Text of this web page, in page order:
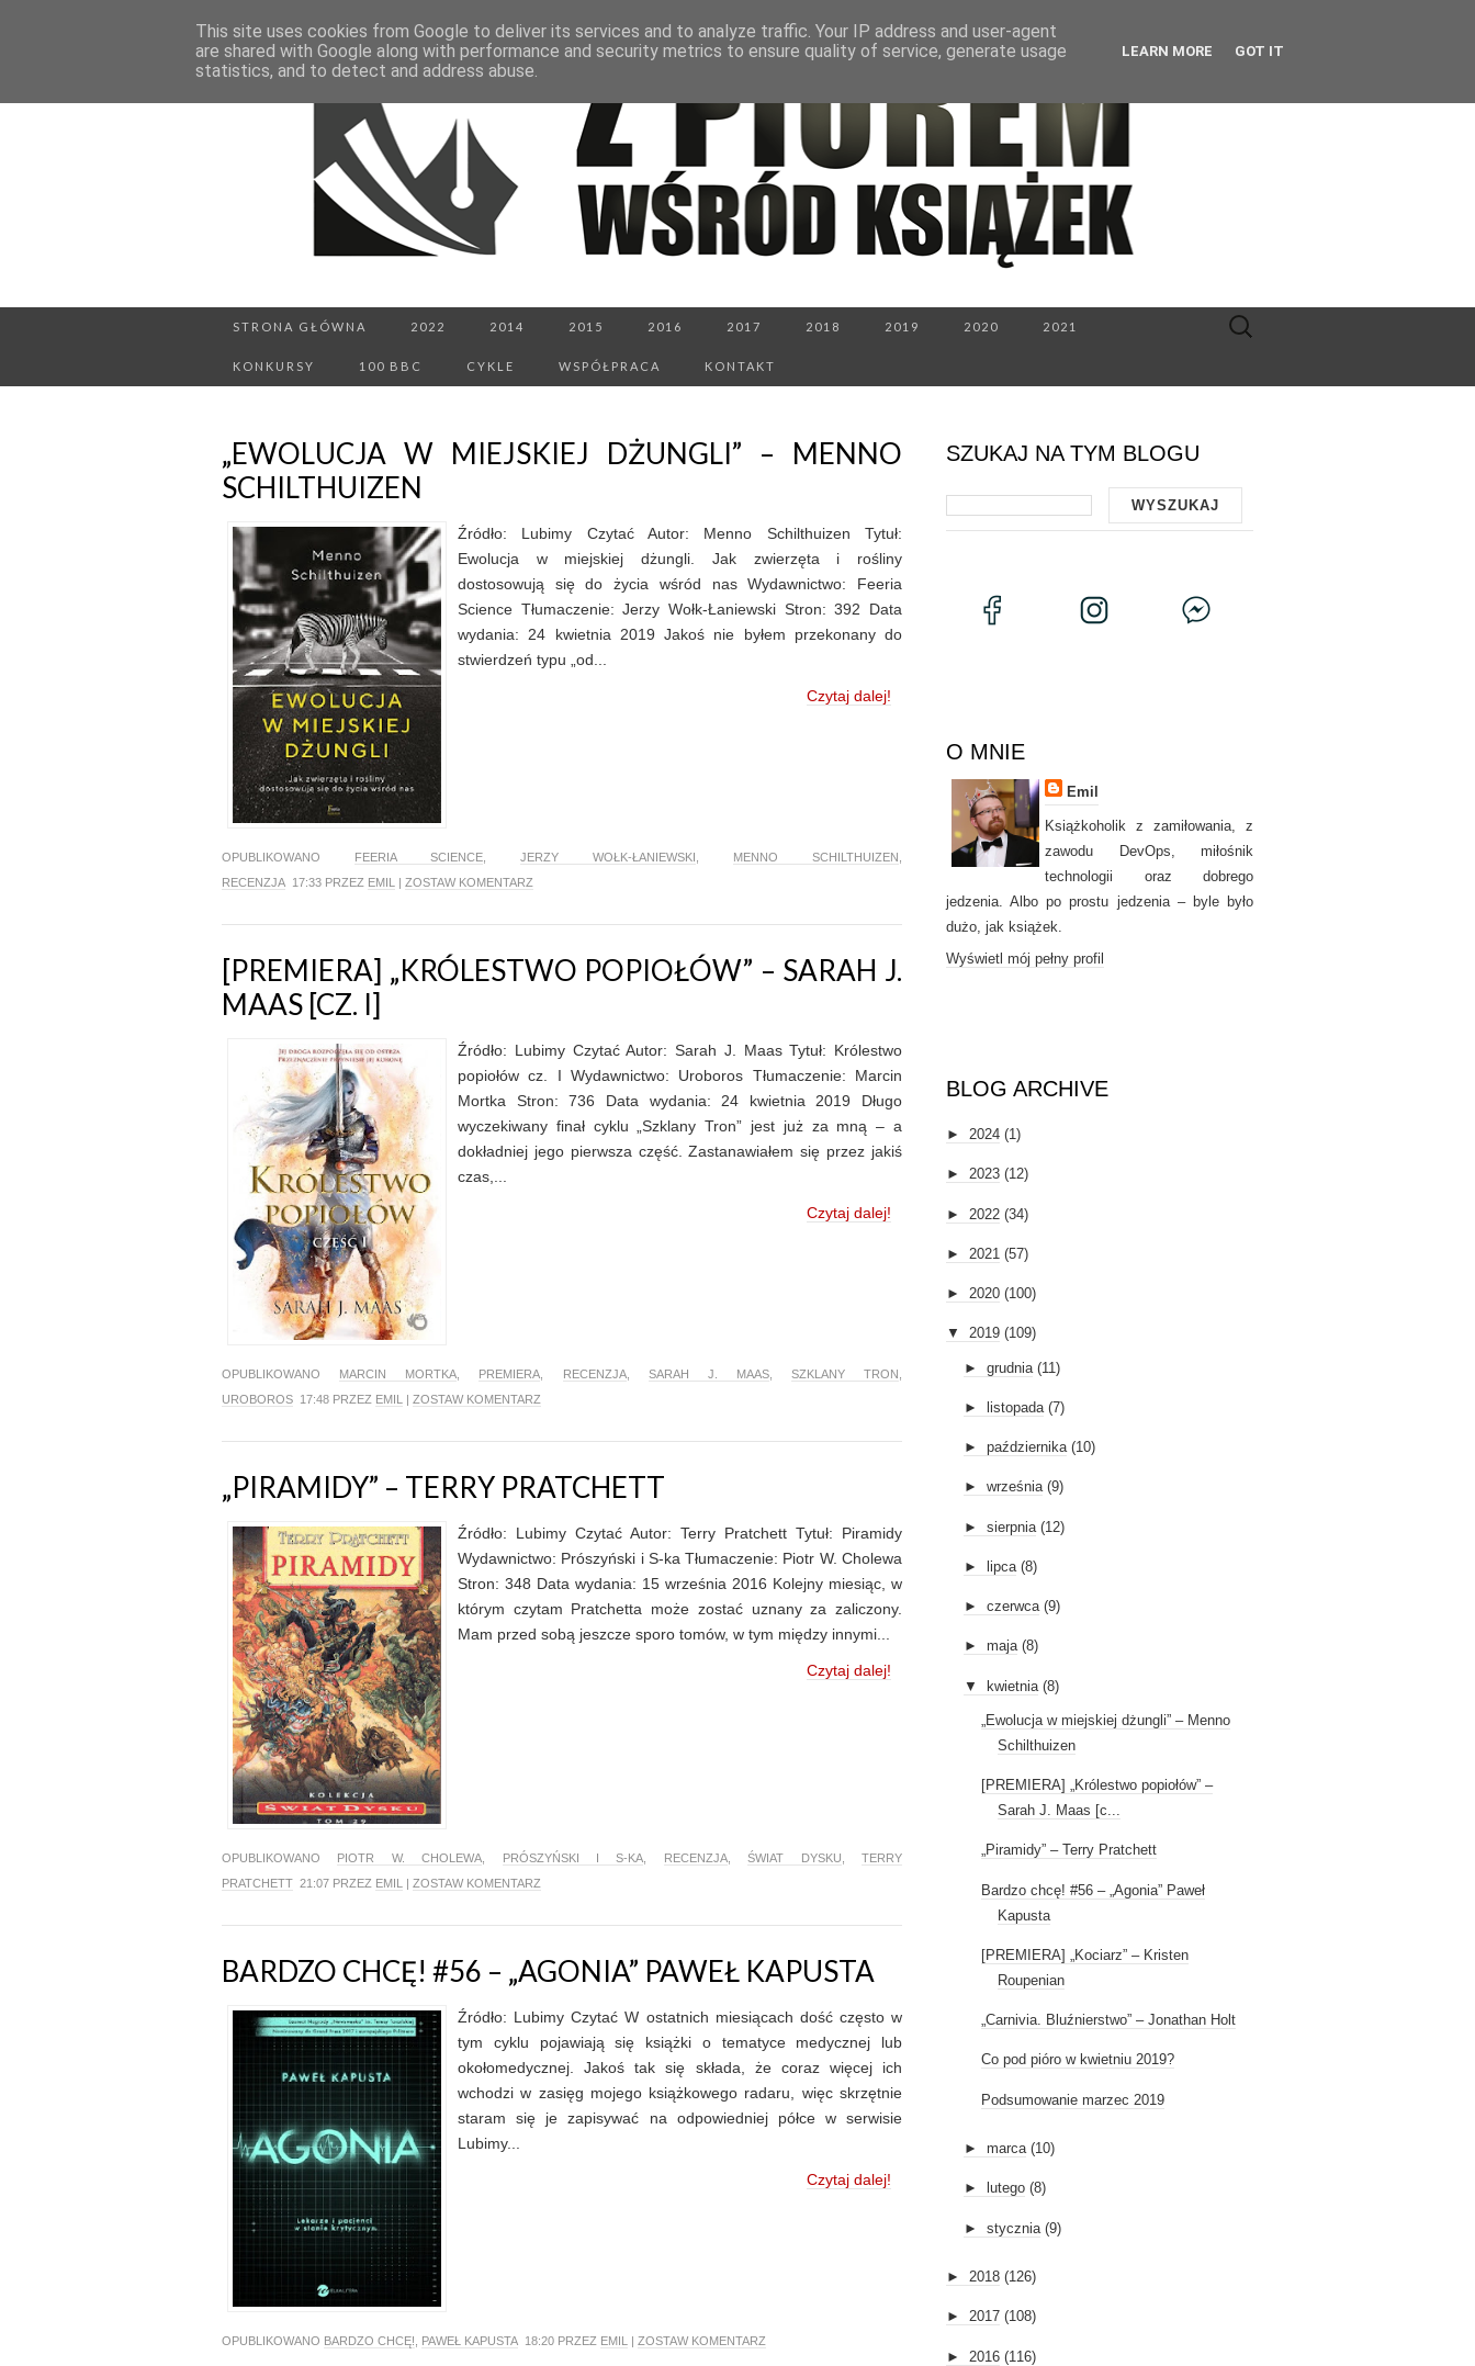
STRONA GŁÓWNA 2022 2014 2015 2016 2017 2018 2019 2020 2021
KONKURSY 100 BBC CYKLE WSPÓŁPRACA KONTAKT
Search
„EWOLUCJA W MIEJSKIEJ DŻUNGLI” – MENNO
SCHILTHUIZEN
Źródło: Lubimy Czytać Autor: Menno Schilthuizen Tytuł:
Ewolucja w miejskiej dżungli. Jak zwierzęta i rośliny
dostosowują się do życia wśród nas Wydawnictwo: Feeria
Science Tłumaczenie: Jerzy Wołk-Łaniewski Stron: 392 Data
wydania: 24 kwietnia 2019 Jakoś nie byłem przekonany do
stwierdzeń typu „od...
Czytaj dalej!
OPUBLIKOWANO FEERIA SCIENCE JERZY WOŁK-ŁANIEWSKI MENNO SCHILTHUIZEN
RECENZJA 17:33 PRZEZ EMIL ZOSTAW KOMENTARZ
[PREMIERA] „KRÓLESTWO POPIOŁÓW” – SARAH J.
MAAS [CZ. I]
Źródło: Lubimy Czytać Autor: Sarah J. Maas Tytuł: Królestwo
popiołów cz. I Wydawnictwo: Uroboros Tłumaczenie: Marcin
Mortka Stron: 736 Data wydania: 24 kwietnia 2019 Długo
wyczekiwany finał cyklu „Szklany Tron” jest już za mną – a
dokładniej jego pierwsza część. Zastanawiałem się przez jakiś
czas,...
Czytaj dalej!
OPUBLIKOWANO MARCIN MORTKA, PREMIERA, RECENZJA, SARAH J. MAAS, SZKLANY TRON ,
UROBOROS 17:48 PRZEZ EMIL ZOSTAW KOMENTARZ
„PIRAMIDY” – TERRY PRATCHETT
Źródło: Lubimy Czytać Autor: Terry Pratchett Tytuł: Piramidy
Wydawnictwo: Prószyński i S-ka Tłumaczenie: Piotr W. Cholewa
Stron: 348 Data wydania: 15 września 2016 Kolejny miesiąc, w
którym czytam Pratchetta może zostać uznany za zaliczony.
Mam przed sobą jeszcze sporo tomów, w tym między innymi...
Czytaj dalej!
OPUBLIKOWANO PIOTR W. CHOLEWA PRÓSZYŃSKI I S-KA RECENZJA,ŚWIAT DYSKU ,TERRY
PRATCHETT 21:07 PRZEZ EMIL | ZOSTAW KOMENTARZ
BARDZO CHCĘ! #56 – „AGONIA” PAWEŁ KAPUSTA
Źródło: Lubimy Czytać W ostatnich miesiącach dość często w
tym cyklu pojawiają się książki o tematyce medycznej lub
okołomedycznej. Jakoś tak się składa, że coraz więcej ich
wchodzi w zasięg mojego książkowego radaru, więc skrzętnie
staram się je zapisywać na odpowiedniej półce w serwisie
Lubimy...
Czytaj dalej!
OPUBLIKOWANO BARDZO CHCĘ! PAWEŁ KAPUSTA 18:20 PRZEZ EMIL | ZOSTAW KOMENTARZ
SZUKAJ NA TYM BLOGU
O MNIE
Emil
Książkoholik z zamiłowania, z
zawodu DevOps, miłośnik
technologii oraz dobrego
jedzenia. Albo po prostu jedzenia – byle było
dużo, jak książek.
Wyświetl mój pełny profil
BLOG ARCHIVE
► 2024 (1)
► 2023 (12)
► 2022 (34)
► 2021 (57)
► 2020 (100)
▼ 2019 (109)
► grudnia (11)
► listopada (7)
► października (10)
► września (9)
► sierpnia (12)
► lipca (8)
► czerwca (9)
► maja (8)
▼ kwietnia (8)
„Ewolucja w miejskiej dżungli” – Menno
Schilthuizen
[PREMIERA] „Królestwo popiołów” –
Sarah J. Maas [c...
„Piramidy” – Terry Pratchett
Bardzo chcę! #56 – „Agonia” Paweł
Kapusta
[PREMIERA] „Kociarz” – Kristen
Roupenian
„Carnivia. Bluźnierstwo” – Jonathan Holt
Co pod pióro w kwietniu 2019?
Podsumowanie marzec 2019
► marca (10)
► lutego (8)
► stycznia (9)
► 2018 (126)
► 2017 (108)
► 2016 (116)
This site uses cookies from Google to deliver its services and to analyze traffic. Your IP address and user-agent
are shared with Google along with performance and security metrics to ensure quality of service, generate usage
statistics, and to detect and address abuse.
LEARN MORE GOT IT